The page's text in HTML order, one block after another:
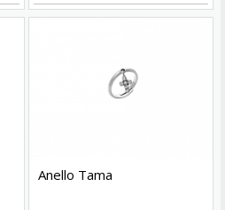
Anello Tama